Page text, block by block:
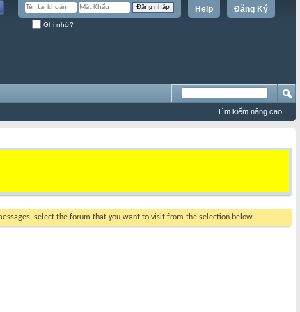
Đăng Ký
Help
Ghi nhớ?
Tìm kiếm nâng cao
select the forum that you want to visit from the selection below.